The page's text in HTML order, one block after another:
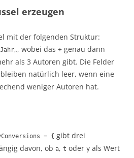
erzeugen
mit der folgenden Struktur:
„, wobei das + genau dann
als 3 Autoren gibt. Die Felder
bleiben natürlich leer, wenn eine
weniger Autoren hat.
= { gibt drei
davon, ob a, t oder y als Wert